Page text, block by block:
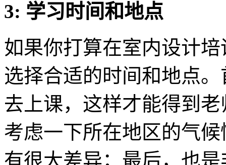
3: 学习时间和地点
如果你打算在室内设计
选择合适的时间和地点
去上课，这样才能得到
考虑一下所在地区的气
有很大差异；最后，也